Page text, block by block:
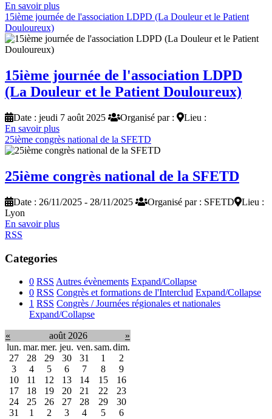
En savoir plus
15ième journée de l'association LDPD (La Douleur et le Patient
Douloureux)
15ième journée de l'association LDPD
(La Douleur et le Patient Douloureux)
Date : jeudi 7 août 2025 Organisé par :
Lieu :
En savoir plus
25ième congrès national de la SFETD
25ième congrès national de la SFETD
Date : 26/11/2025 - 28/11/2025 Organisé par : SFETD
Lieu :
Lyon
En savoir plus
RSS
Categories
0 RSS Autres évènements Expand/Collapse
0 RSS Congrès et formations de l'Interclud Expand/Collapse
1 RSS Congrès / Journées régionales et nationales
Expand/Collapse
« août 2026
»
lun. mar.mer. jeu. ven.sam.dim.
27
28 29 30 31 1
2
3
4 5 6 7 8
9
10
11 12 13 14 15
16
17
18 19 20 21 22
23
24
25 26 27 28 29
30
31
1 2 3 4 5 6